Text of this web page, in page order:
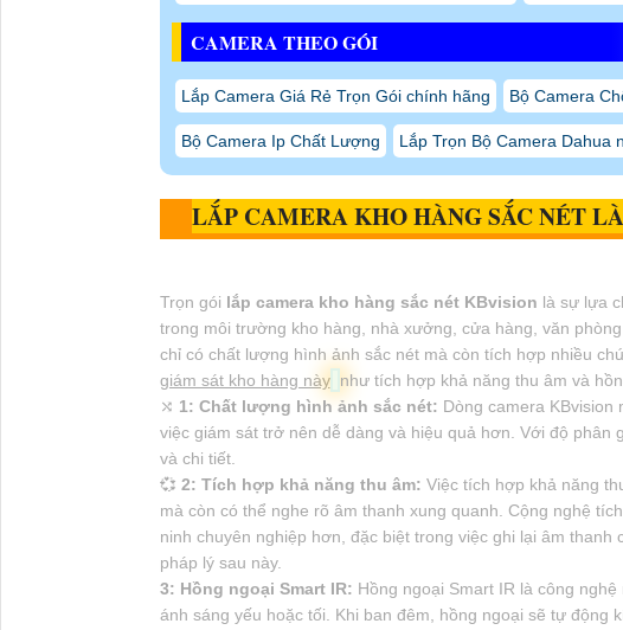
CAMERA THEO GÓI
Lắp Camera Giá Rẻ Trọn Gói chính hãng Bộ Camera
Bộ Camera Ip Chất Lượng Lắp Trọn Bộ Camera Dahua
LẮP CAMERA KHO HÀNG SẮC NÉTLÀ
Trọn gói lắp camera kho hàng sắc nét KBvision là sự lựa
trong môi trường kho hàng, nhà xưởng, cửa hàng, văn
chỉ có chất lượng hình ảnh sắc nét mà còn tích hợp nhiều
giám sát kho hàng này như tích hợp khả năng thu âm và
⤭ 1: Chất lượng hình ảnh sắc nét: Dòng camera
việc giám sát trở nên dễ dàng và hiệu quả hơn. Với độ phân
và chi tiết.
💞 2: Tích hợp khả năng thu âm: Việc tích hợp khả năng
mà còn có thể nghe rõ âm thanh xung quanh. Cộng nghệ
ninh chuyên nghiệp hơn, đặc biệt trong việc ghi lại âm
pháp lý sau này.
3: Hồng ngoại Smart IR: Hồng ngoại Smart IR là công
ánh sáng yếu hoặc tối. Khi ban đêm, hồng ngoại sẽ tự động